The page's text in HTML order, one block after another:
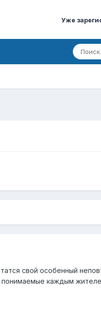
Уже
свой особенный
каждым